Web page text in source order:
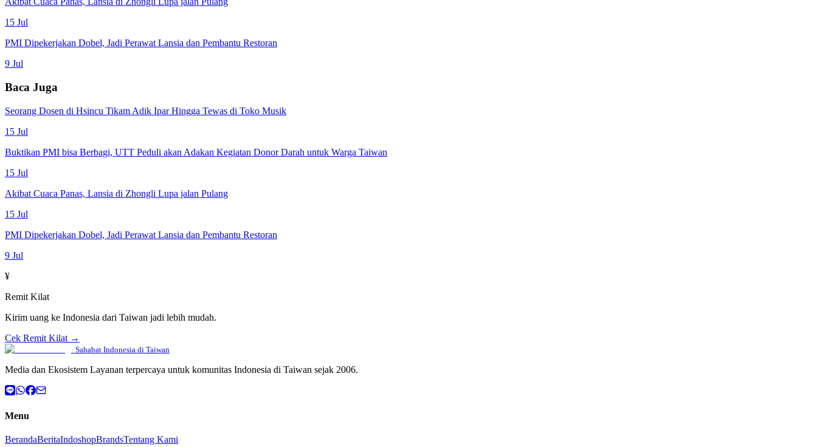
15 Jul
PMI Dipekerjakan Dobel, Jadi Perawat Lansia dan Pembantu Restoran
9 Jul
Baca Juga
Seorang Dosen di Hsincu Tikam Adik Ipar Hingga Tewas di Toko Musik
15 Jul
Buktikan PMI bisa Berbagi, UTT Peduli akan Adakan Kegiatan Donor Darah untuk Warga Taiwan
15 Jul
Akibat Cuaca Panas, Lansia di Zhongli Lupa jalan Pulang
15 Jul
PMI Dipekerjakan Dobel, Jadi Perawat Lansia dan Pembantu Restoran
9 Jul
¥
Remit Kilat
Kirim uang ke Indonesia dari Taiwan jadi lebih mudah.
Cek Remit Kilat →
Sahabat Indonesia di Taiwan
Media dan Ekosistem Layanan terpercaya untuk komunitas Indonesia di Taiwan sejak 2006.
Menu
BerandaBeritaIndoshopBrandsTentang Kami